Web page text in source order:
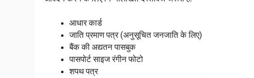
आधार कार्ड
जाति प्रमाण पत्र (अनुसूचित जनजाति के लिए)
बैंक की अद्यतन पासबुक
पासपोर्ट साइज रंगीन फोटो
शपथ पत्र